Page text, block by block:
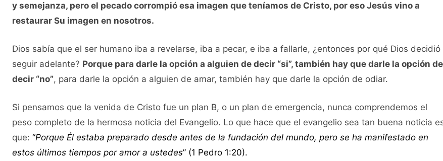
y semejanza, pero el pecado corrompió esa imagen que teníamos de Cristo, por eso Jesús vino a
restaurar Su imagen en nosotros.
Dios sabía que el ser humano iba a revelarse, iba a pecar, e iba a fallarle, ¿entonces por qué Dios decidió
seguir adelante? Porque para darle la opción a alguien de decir “si”, también hay que darle la opción de
decir “no”, para darle la opción a alguien de amar, también hay que darle la opción de odiar.
Si pensamos que la venida de Cristo fue un plan B, o un plan de emergencia, nunca comprendemos el
peso completo de la hermosa noticia del Evangelio. Lo que hace que el evangelio sea tan buena noticia
que: “Porque Él estaba preparado desde antes de la fundación del mundo, pero se ha manifestado en
estos últimos tiempos por amor a ustedes” (1 Pedro 1:20).